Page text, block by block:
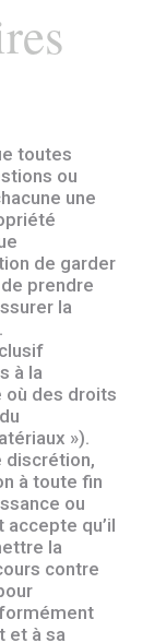
toutes
ou
une
de garder
prendre
la
à la
où des droits
»).
discrétion,
à toute fin
ou
accepte qu’il
la
contre
et à sa